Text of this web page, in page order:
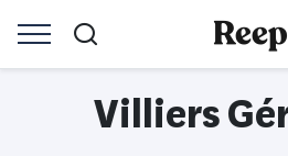
Villiers